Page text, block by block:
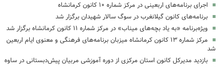
اجرای برنامه‌های اربعینی در مرکز شماره ۱۰ کانون کرمانشاه
برنامه‌های کانون گیلانغرب در سوگ سالار شهیدان برگزار شد
ویژه‌برنامه «به یاد بچه‌های میناب» در مرکز شماره ۱۱ کانون کرمانشاه برگزار شد
مرکز شماره ۱۳ کانون کرمانشاه میزبان برنامه‌های فرهنگی و معنوی ایام اربعین
شد
بازدید مدیرکل کانون استان مرکزی از دوره آموزشی مربیان پیش‌دبستانی در ساوه